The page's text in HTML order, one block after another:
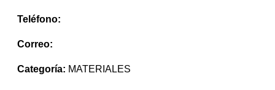
Teléfono:
Correo:
Categoría: MATERIALES